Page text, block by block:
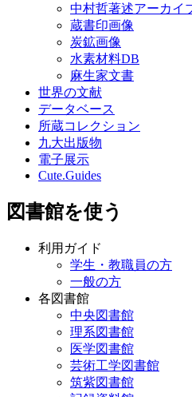
中村哲著述アーカイ
蔵書印画像
炭鉱画像
水素材料DB
麻生家文書
世界の文献
データベース
所蔵コレクション
九大出版物
電子展示
Cute.Guides
図書館を使う
利用ガイド
学生・教職員の方
一般の方
各図書館
中央図書館
理系図書館
医学図書館
芸術工学図書館
筑紫図書館